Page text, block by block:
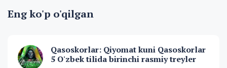
Eng ko'p o'qilgan
Qasoskorlar: Qiyomat kuni Qasoskorlar
5 O'zbek tilida birinchi rasmiy treyler